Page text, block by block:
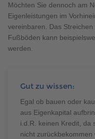
Möchten Sie dennoch am
Eigenleistungen im
vereinbaren. Das
Fußböden kann
werden.
Gut zu wissen:
Egal ob bauen oder
aus Eigenkapital
i.d.R. keinen Kredit, da
nicht zurückbekommen